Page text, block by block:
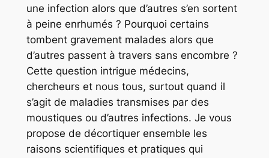
une infection alors que d’autres s’en sortent
à peine enrhumés ? Pourquoi certains
tombent gravement malades alors que
d’autres passent à travers sans encombre ?
Cette question intrigue médecins,
chercheurs et nous tous, surtout quand il
s’agit de maladies transmises par des
moustiques ou d’autres infections. Je vous
propose de décortiquer ensemble les
raisons scientifiques et pratiques qui